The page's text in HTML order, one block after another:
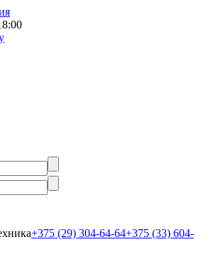
+375 (29) 304-64-64+375 (33) 604-